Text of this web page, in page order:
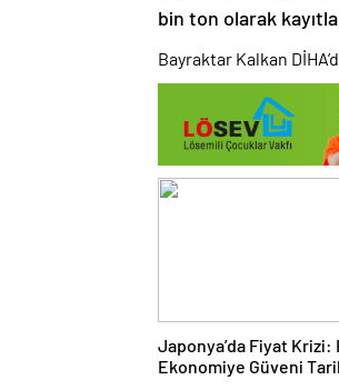
bin ton olarak
Bayraktar Kalkan
Japonya’da Fiyat Krizi:
Ekonomiye Güveni